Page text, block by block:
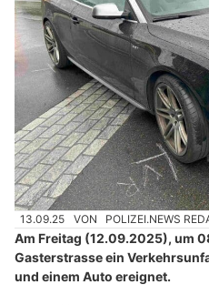
13.09.25 VON POLIZEI.NEWS
Am Freitag (12.09.2025), um
Gasterstrasse ein
und einem Auto ereignet.